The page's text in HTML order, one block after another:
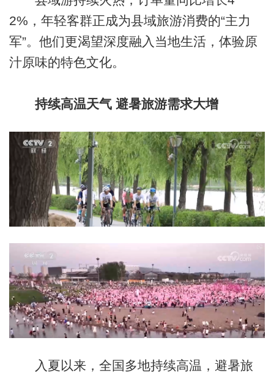
2%，年轻客群正成为县域旅游消费的“主力
军”。他们更渴望深度融入当地生活，体验原
汁原味的特色文化。
持续高温天气 避暑旅游需求大增
入夏以来，全国多地持续高温，避暑旅